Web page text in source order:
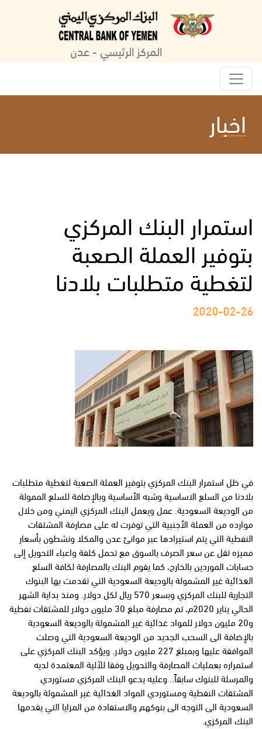
المركز الرئيسي - عدن
اخبار
استمرار البنك المركزي
بتوفير العملة الصعبة
لتغطية متطلبات بلادنا
2020-02-26
في ظل استمرار البنك المركزي بتوفير العملة الصعبة لتغطية متطلبات
بلادنا من السلع الاساسية وشبه الأساسية وبالإضافة للسلع الممولة
من الوديعة السعودية. عمل ويعمل البنك المركزي اليمني ومن خلال
موارده من العملة الأجنبية التي توفرت له على مصارفة المشتقات
النفطية التي يتم استيرادها عبر موانئ عدن والمكلا ونشطون بأسعار
مميزه تقل عن سعر الصرف بالسوق مع تحمل كلفة واعباء التحويل إلى
حسابات الموردين بالخارج، كما يقوم البنك بالمصارفة لكافة السلع
الغذائية غير المشمولة بالوديعة السعودية التي تقدمت بها البنوك
التجارية للبنك المركزي وبسعر 570 ريال لكل دولار. ومنذ بداية الشهر
الحالي يناير 2020م، تم مصارفة مبلغ 30 مليون دولار للمشتقات نفطية
و20 مليون دولار للمواد غذائية غير المشمولة بالوديعة السعودية
بالإضافة الى السحب الجديد من الوديعة السعودية التي وصلت
الموافقة عليها وبمبلغ 227 مليون دولار. ويؤكد البنك المركزي على
استمراره بعمليات المصارفة والتحويل وفقا للآلية المعتمدة لديه
والمرسلة للبنوك سابقاً.. وعليه يدعو البنك المركزي مستوردي
المشتقات النفطية ومستوردي المواد الغذائية غير المشمولة بالوديعة
السعودية الى التوجه الى بنوكهم والاستفادة من المزايا التي يقدمها
البنك المركزي.